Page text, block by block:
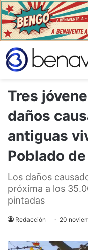
Tres
daños
antiguas
Poblado
Los daños
próxima a los
pintadas
Redacción 20